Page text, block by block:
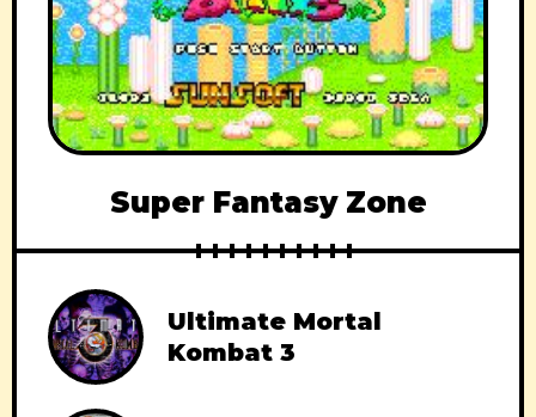
Super Fantasy Zone
Ultimate Mortal
Kombat 3